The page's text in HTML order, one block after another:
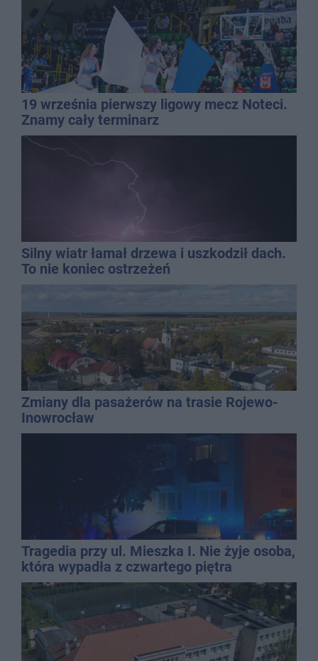
19 września pierwszy ligowy mecz Noteci.
Znamy cały terminarz
Silny wiatr łamał drzewa i uszkodził dach.
To nie koniec ostrzeżeń
Zmiany dla pasażerów na trasie Rojewo-
Inowrocław
Tragedia przy ul. Mieszka I. Nie żyje osoba,
która wypadła z czwartego piętra